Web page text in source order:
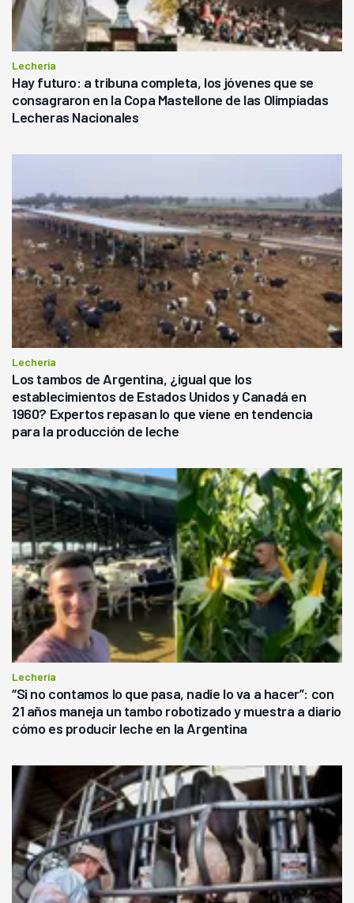
Lechería
Hay futuro: a tribuna completa, los jóvenes que se
consagraron en la Copa Mastellone de las Olimpíadas
Lecheras Nacionales
Lechería
Los tambos de Argentina, ¿igual que los
establecimientos de Estados Unidos y Canadá en
1960? Expertos repasan lo que viene en tendencia
para la producción de leche
Lechería
“Si no contamos lo que pasa, nadie lo va a hacer”: con
21 años maneja un tambo robotizado y muestra a diario
cómo es producir leche en la Argentina